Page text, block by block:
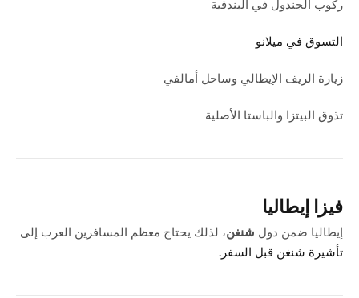
ركوب الجندول في البندقية
التسوق في ميلانو
زيارة الريف الإيطالي وساحل أمالفي
تذوق البيتزا والباستا الأصلية
فيزا إيطاليا
إيطاليا ضمن دول شنغن، لذلك يحتاج معظم المسافرين العرب إلى
تأشيرة شنغن قبل السفر.